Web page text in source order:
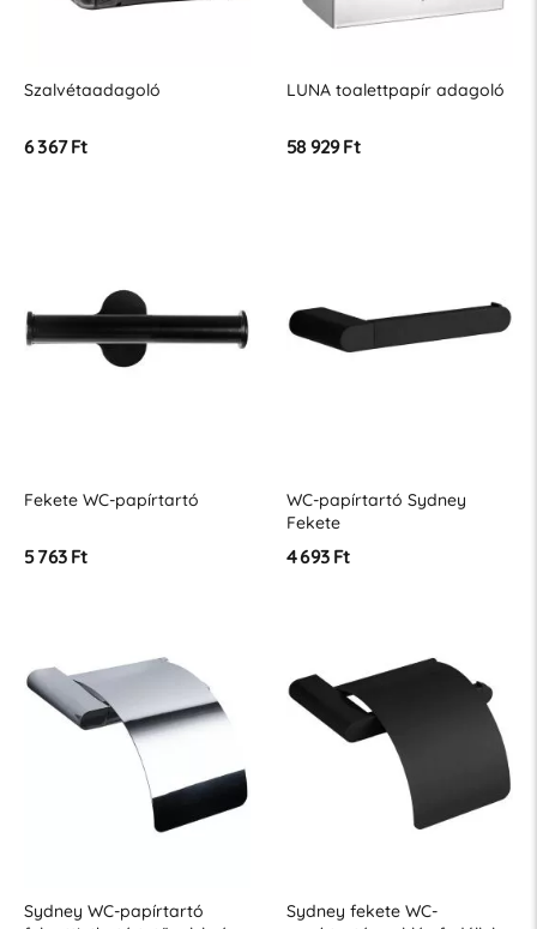
Szalvétaadagoló
6 367 Ft
LUNA toalettpapír adagoló
58 929 Ft
Fekete WC-papírtartó
5 763 Ft
WC-papírtartó Sydney
Fekete
4 693 Ft
Sydney WC-papírtartó
Sydney fekete WC-